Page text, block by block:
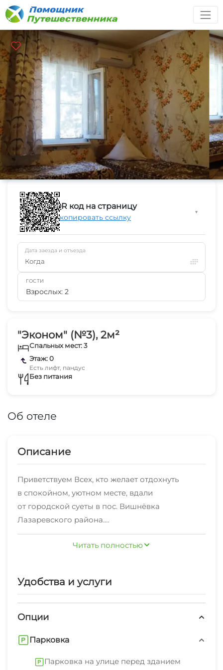
"Эконом" (№3), 2м²
Спальных мест: 3
Этаж: 0
Есть лифт, пандус
Без питания
Об отеле
Описание
Приветствуем Всех, кто желает отдохнуть
в спокойном, уютном месте, вдали
от городской суеты в пос. Вишнёвка
Лазаревского района.
Мы находимся рядом с пансионатом
на территорию пансионата свободный.
желании приобрести курсовку и ходить
и отдыха. Есть танцплощадка и спортплощадка,
мероприятия сотрудники пансионата (вход
Читать полностью
Удобства и услуги
Опции
Парковка
Парковка на улице перед зданием
QR код на страницу
Скопировать ссылку
▼
Дата заезда и отъезда
Когда
ГОСТИ
Взрослых: 2